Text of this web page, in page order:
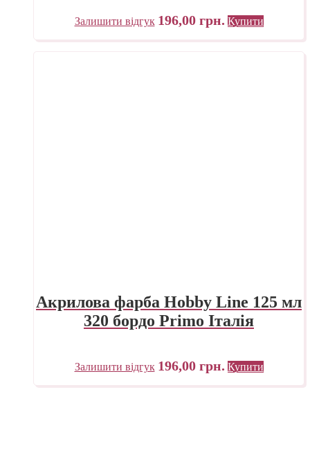
Залишити відгук 196,00 грн. Купити
Акрилова фарба Hobby Line 125 мл
320 бордо Primo Італія
Залишити відгук 196,00 грн. Купити